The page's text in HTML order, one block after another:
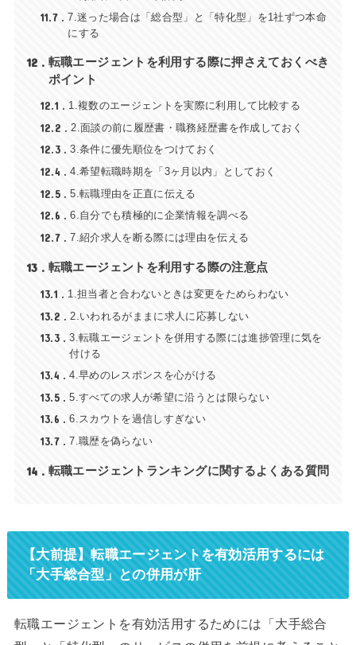
11.7
7.迷った場合は「総合型」と「特化型」を1社ずつ本命
にする
12
転職エージェントを利用する際に押さえておくべき
ポイント
12.1 1.複数のエージェントを実際に利用して比較する
12.2 2.面談の前に履歴書・職務経歴書を作成しておく
12.3 3.条件に優先順位をつけておく
12.4 4.希望転職時期を「3ヶ月以内」としておく
12.5 5.転職理由を正直に伝える
12.6 6.自分でも積極的に企業情報を調べる
12.7 7.紹介求人を断る際には理由を伝える
13 転職エージェントを利用する際の注意点
13.1 1.担当者と合わないときは変更をためらわない
13.2 2.いわれるがままに求人に応募しない
13.3
3.転職エージェントを併用する際には進捗管理に気を
付ける
13.4 4.早めのレスポンスを心がける
13.5 5.すべての求人が希望に沿うとは限らない
13.6 6.スカウトを過信しすぎない
13.7 7.職歴を偽らない
14 転職エージェントランキングに関するよくある質問
【大前提】転職エージェントを有効活用するには
「大手総合型」との併用が肝
転職エージェントを有効活用するためには「大手総合